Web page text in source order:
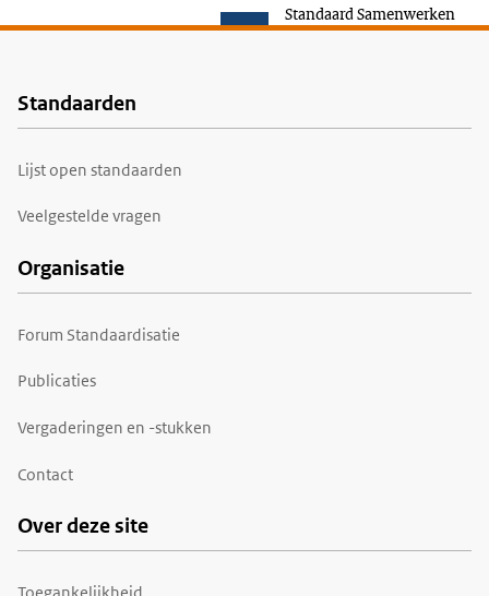
Standaard Samenwerken
Voet
Standaarden
Lijst open standaarden
Veelgestelde vragen
Organisatie
Forum Standaardisatie
Publicaties
Vergaderingen en -stukken
Contact
Over deze site